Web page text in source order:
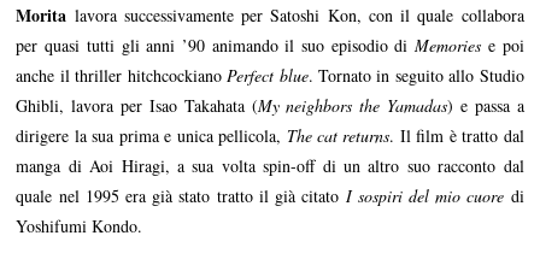
Morita lavora successivamente per Satoshi Kon, con il quale collabora
per quasi tutti gli anni ’90 animando il suo episodio diMemories e poi
anche il thriller hitchcockiano Perfect blue. Tornato in seguito allo Studio
Ghibli, lavora per Isao Takahata (My neighbors the Yamadas) e passa a
dirigere la sua prima e unica pellicola, The cat returns. Il film è tratto dal
manga di Aoi Hiragi, a sua volta spin-off di un altro suo racconto dal
quale nel 1995 era già stato tratto il già citato I sospiri del mio cuore di
Yoshifumi Kondo.